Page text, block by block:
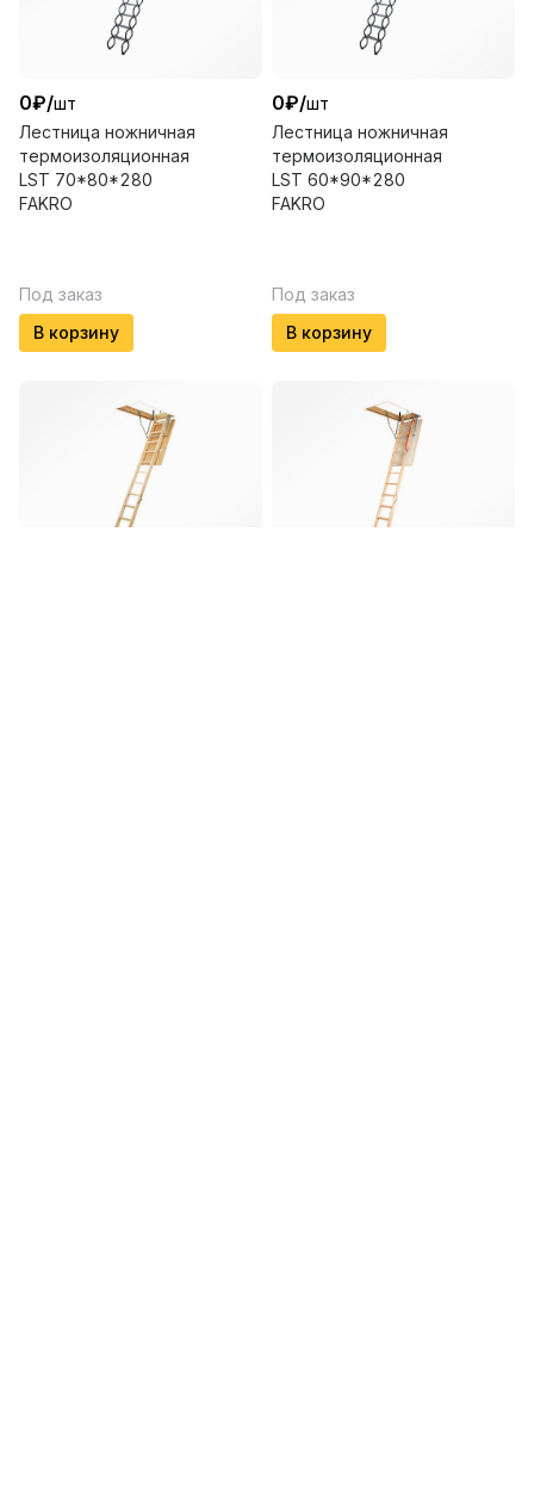
0₽/шт
Лестница ножничная
термоизоляционная
LSТ 70*80*280
FAKRO
Под заказ
В корзину
0₽/шт
Лестница ножничная
термоизоляционная
LSТ 60*90*280
FAKRO
Под заказ
В корзину